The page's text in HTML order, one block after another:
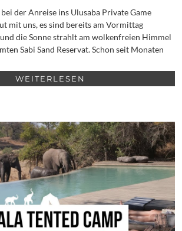
der Anreise ins Ulusaba Private Game
mit uns, es sind bereits am Vormittag
die Sonne strahlt am wolkenfreien Himmel
Sabi Sand Reservat. Schon seit Monaten
WEITERLESEN